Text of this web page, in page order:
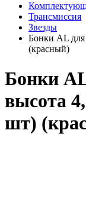
Трансмиссия
Звезды
Бонки AL
(красный)
Бонки
высота
шт)